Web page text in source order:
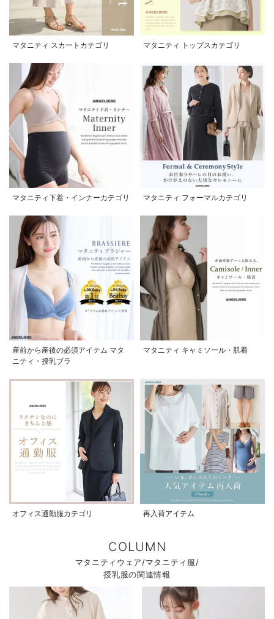
マタニティ スカートカテゴリ マタニティ トップスカテゴリ
マタニティ下着・インナーカテゴリ マタニティ フォーマルカテゴリ
産前から産後の必須アイテム マタ
ニティ・授乳ブラ
マタニティ キャミソール・肌着
オフィス通勤服カテゴリ 再入荷アイテム
COLUMN
マタニティウェア/マタニティ服/
授乳服の関連情報